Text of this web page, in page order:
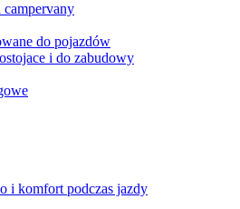
campervany
do pojazdów
i do zabudowy
i komfort podczas jazdy